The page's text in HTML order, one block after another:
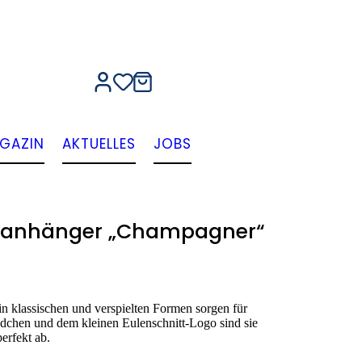
AKTUELLES JOBS
„Champagner“
klassischen und verspielten Formen sorgen für
und dem kleinen Eulenschnitt-Logo sind sie
ab.